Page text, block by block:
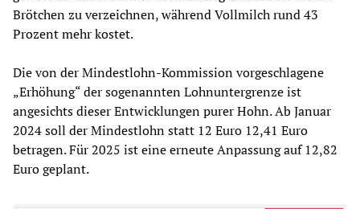
Brötchen zu verzeichnen, während Vollmilch rund 43
Prozent mehr kostet.
Die von der Mindestlohn-Kommission vorgeschlagene
„Erhöhung“ der sogenannten Lohnuntergrenze ist
angesichts dieser Entwicklungen purer Hohn. Ab Januar
2024 soll der Mindestlohn statt 12 Euro 12,41 Euro
betragen. Für 2025 ist eine erneute Anpassung auf 12,82
Euro geplant.